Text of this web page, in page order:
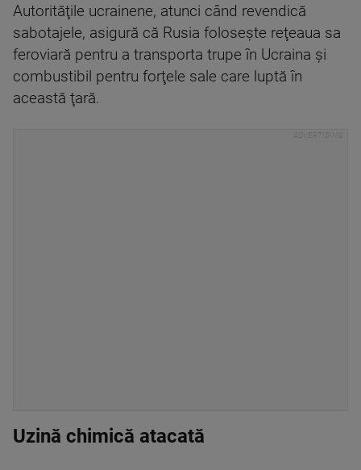
Autorităţile ucrainene, atunci când revendică
sabotajele, asigură că Rusia foloseşte reţeaua sa
feroviară pentru a transporta trupe în Ucraina şi
combustibil pentru forţele sale care luptă în
această ţară.
Uzină chimică atacată